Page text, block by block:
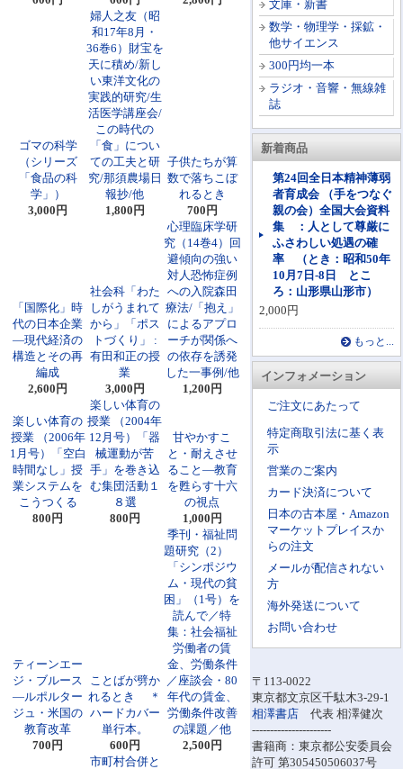
文庫・新書
数学・物理学・採鉱・
他サイエンス
300円均一本
ラジオ・音響・無線雑
誌
新着商品
第24回全日本精神薄弱
者育成会 （手をつなぐ
親の会）全国大会資料
集 ：人として尊厳に
ふさわしい処遇の確
率 （とき：昭和50年
10月7日-8日 とこ
ろ：山形県山形市）
2,000円
もっと...
インフォメーション
ご注文にあたって
特定商取引法に基く表
示
営業のご案内
カード決済について
日本の古本屋・Amazon
マーケットプレイスか
らの注文
メールが配信されない
方
海外発送について
お問い合わせ
〒113-0022
東京都文京区千駄木3-29-1
相澤書店 代表 相澤健次
----------------------
書籍商：東京都公安委員会
許可 第305450506037号
ゴマの科学
（シリーズ
「食品の科
学」）
3,000円
婦人之友（昭
和17年8月・
36巻6）財宝を
天に積め/新し
い東洋文化の
実践的研究/生
活医学講座会/
この時代の
「食」につい
ての工夫と研
究/那須農場日
報抄/他
1,800円
子供たちが算
数で落ちこぼ
れるとき
700円
「国際化」時
代の日本企業
―現代経済の
構造とその再
編成
2,600円
社会科「わた
しがうまれて
から」「ポス
トづくり」 :
有田和正の授
業
3,000円
心理臨床学研
究（14巻4）回
避傾向の強い
対人恐怖症例
への入院森田
療法/「抱え」
によるアプロ
ーチが関係へ
の依存を誘発
した一事例/他
1,200円
楽しい体育の
授業 （2006年
1月号）「空白
時間なし」授
業システムを
こうつくる
800円
楽しい体育の
授業 （2004年
12月号）「器
械運動が苦
手」を巻き込
む集団活動１
８選
800円
甘やかすこ
と・耐えさせ
ること―教育
を甦らす十六
の視点
1,000円
ティーンエー
ジ・ブルース
―ルポルター
ジュ・米国の
教育改革
700円
ことばが劈か
れるとき ＊
ハードカバー
単行本。
600円
季刊・福祉問
題研究（2）
「シンポジウ
ム・現代の貧
困」（1号）を
読んで／特
集：社会福祉
労働者の賃
金、労働条件
／座談会・80
年代の賃金、
労働条件改善
の課題／他
2,500円
市町村合併と